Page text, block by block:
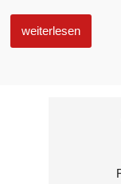
weiterlesen